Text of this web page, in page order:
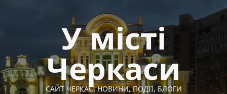
У місті
Черкаси
САЙТ ЧЕРКАС: НОВИНИ, ПОДІЇ, БЛОГИ